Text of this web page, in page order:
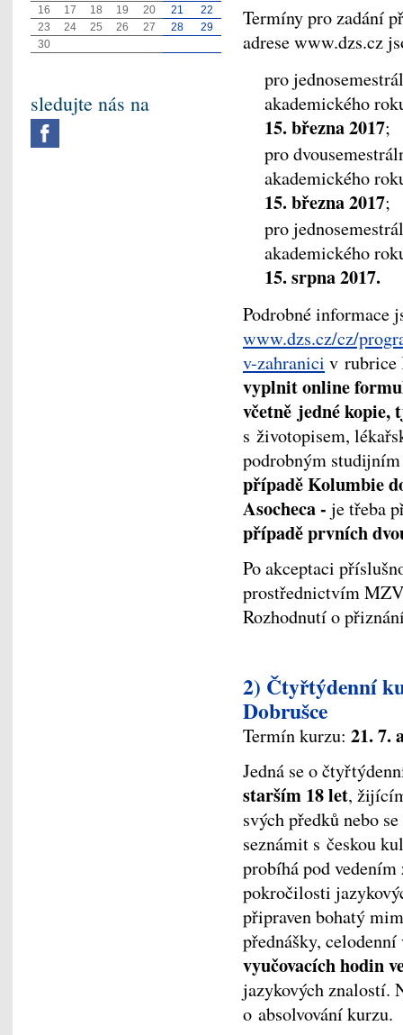
Termíny pro zadání
adrese www.dzs.cz
pro
akademického
15. března 2017;
pro
akademického
15. března 2017;
pro
akademického
15. srpna 2017.
Podrobné informace
www.dzs.cz/cz/
v-zahranici v rubrice
vyplnit online
včetně jedné kopie,
s životopisem,
podrobným
případě Kolumbie
Asocheca- je třeba
případě prvních
Po akceptaci
prostřednictvím
Rozhodnutí o
2) Čtyřtýdenní
Dobrušce
Termín kurzu: 21. 7.
Jedná se o
starším 18 let,
svých předků nebo
seznámit s českou
probíhá pod vedením
pokročilosti
připraven bohatý
přednášky,
vyučovacích hodin
jazykových znalostí.
o absolvování kurzu.
16
17 18 19 20 21
22
23
24 25 26 27 28
29
30
sledujte nás na